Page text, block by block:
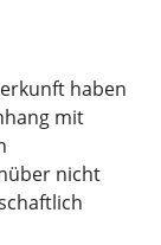
haben
mit
nicht